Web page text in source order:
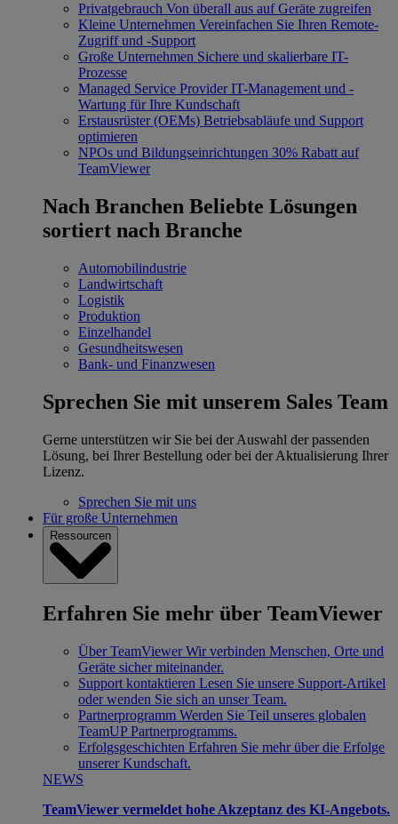
Privatgebrauch Von überall aus auf Geräte zugreifen
Kleine Unternehmen Vereinfachen Sie Ihren Remote-
Zugriff und -Support
Große Unternehmen Sichere und skalierbare IT-
Prozesse
Managed Service Provider IT-Management und -
Wartung für Ihre Kundschaft
Erstausrüster (OEMs) Betriebsabläufe und Support
optimieren
NPOs und Bildungseinrichtungen 30% Rabatt auf
TeamViewer
Nach Branchen Beliebte Lösungen
sortiert nach Branche
Automobilindustrie
Landwirtschaft
Logistik
Produktion
Einzelhandel
Gesundheitswesen
Bank- und Finanzwesen
Sprechen Sie mit unserem Sales Team
Gerne unterstützen wir Sie bei der Auswahl der passenden
Lösung, bei Ihrer Bestellung oder bei der Aktualisierung Ihrer
Lizenz.
Sprechen Sie mit uns
Für große Unternehmen
Ressourcen
Erfahren Sie mehr über TeamViewer
Über TeamViewer Wir verbinden Menschen, Orte und
Geräte sicher miteinander.
Support kontaktieren Lesen Sie unsere Support-Artikel
oder wenden Sie sich an unser Team.
Partnerprogramm Werden Sie Teil unseres globalen
TeamUP Partnerprogramms.
Erfolgsgeschichten Erfahren Sie mehr über die Erfolge
unserer Kundschaft.
NEWS
TeamViewer vermeldet hohe Akzeptanz des KI-Angebots.